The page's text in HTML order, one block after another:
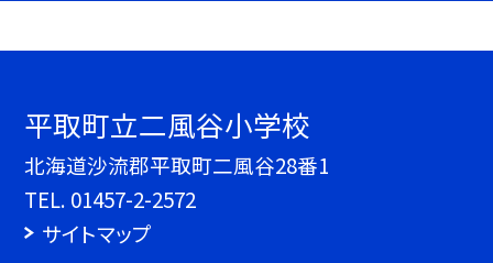
平取町立二風谷小学校
北海道沙流郡平取町二風谷28番1
TEL. 01457-2-2572
サイトマップ